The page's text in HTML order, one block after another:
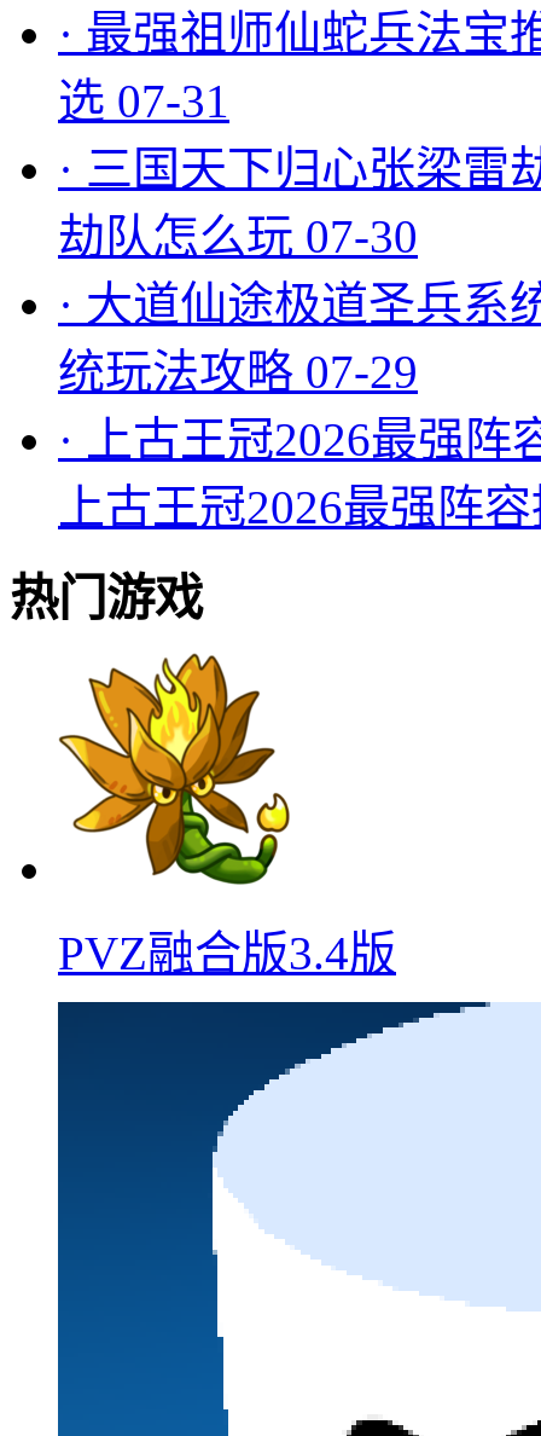
· 最强祖师仙蛇兵法宝
选 07-31
· 三国天下归心张梁雷
劫队怎么玩 07-30
· 大道仙途极道圣兵系
统玩法攻略 07-29
·
上古王冠2026最强
上古王冠2026最强阵
热门游戏
PVZ融合版3.4版